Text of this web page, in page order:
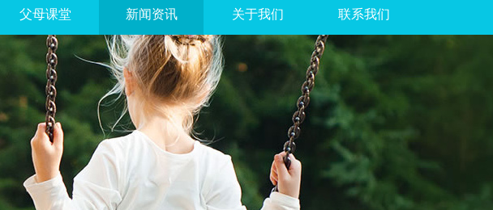
父母课堂 新闻资讯 关于我们 联系我们